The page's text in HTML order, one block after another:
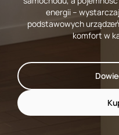
energii –
podstawowych
komfort w